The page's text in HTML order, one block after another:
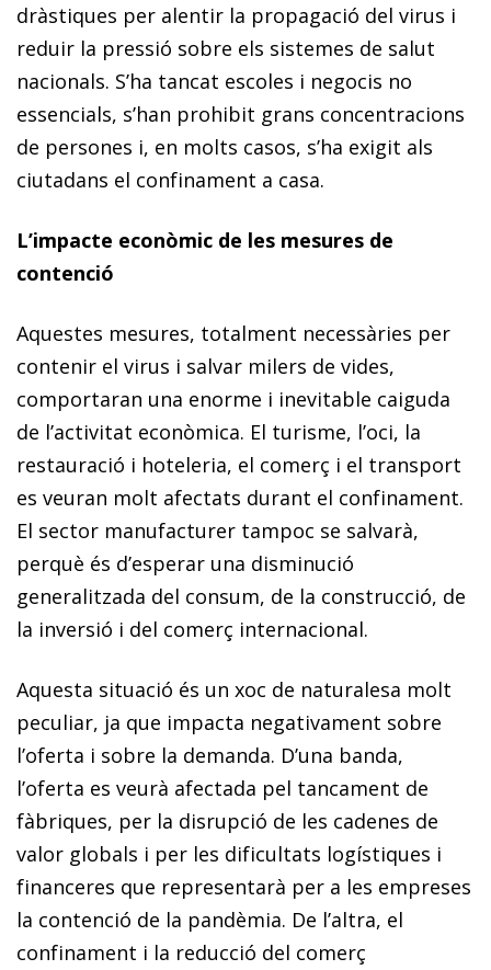
dràstiques per alentir la propagació del virus i
reduir la pressió sobre els sistemes de salut
nacionals. S’ha tancat escoles i negocis no
essencials, s’han prohibit grans concentracions
de persones i, en molts casos, s’ha exigit als
ciutadans el confinament a casa.
L’impacte econòmic de les mesures de
contenció
Aquestes mesures, totalment necessàries per
contenir el virus i salvar milers de vides,
comportaran una enorme i inevitable caiguda
de l’activitat econòmica. El turisme, l’oci, la
restauració i hoteleria, el comerç i el transport
es veuran molt afectats durant el confinament.
El sector manufacturer tampoc se salvarà,
perquè és d’esperar una disminució
generalitzada del consum, de la construcció, de
la inversió i del comerç internacional.
Aquesta situació és un xoc de naturalesa molt
peculiar, ja que impacta negativament sobre
l’oferta i sobre la demanda. D’una banda,
l’oferta es veurà afectada pel tancament de
fàbriques, per la disrupció de les cadenes de
valor globals i per les dificultats logístiques i
financeres que representarà per a les empreses
la contenció de la pandèmia. De l’altra, el
confinament i la reducció del comerç